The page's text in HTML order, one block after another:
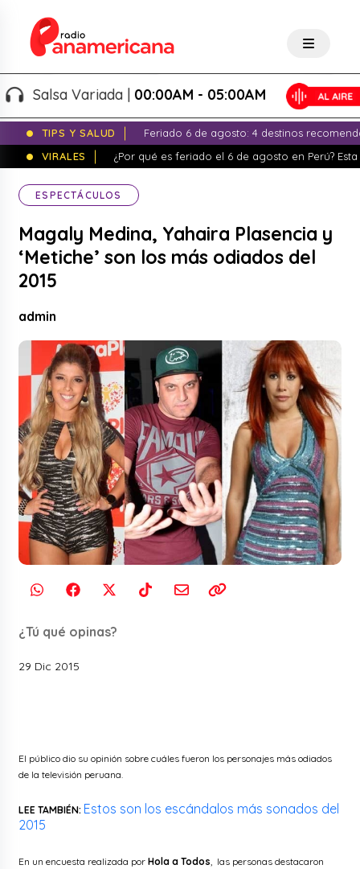
Salsa Variada |00:00AM - 05:00AM
TIPS Y SALUD
Feriado 6 de agosto: 4 destinos
VIRALES
¿Por qué es feriado el 6 de agosto en Perú?
ESPECTÁCULOS
Magaly Medina, Yahaira Plasencia y
‘Metiche’ son los más odiados del
2015
admin
¿Tú qué opinas?
29 Dic 2015
El público dio su opinión sobre cuáles fueron los personajes más odiados
de la televisión peruana.
LEE TAMBIÉN: Estos son los escándalos más sonados del
2015
En un encuesta realizada porHola a Todos, las personas destacaron